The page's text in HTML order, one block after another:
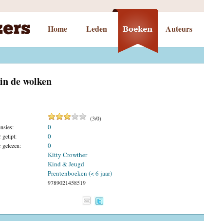
Home Leden Auteurs
de wolken
(3/0)
0
getipt: 0
gelezen: 0
Kitty Crowther
Kind & Jeugd
Prentenboeken (< 6 jaar)
9789021458519